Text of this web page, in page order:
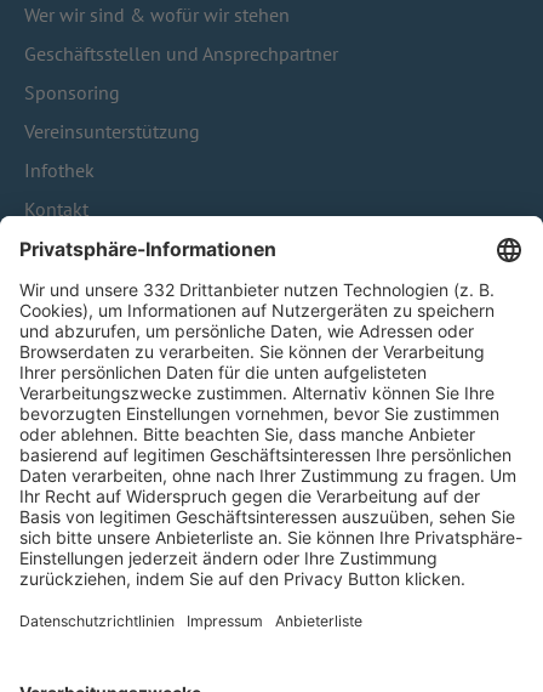
Wer wir sind & wofür wir stehen
Geschäftsstellen und Ansprechpartner
Sponsoring
Vereinsunterstützung
Infothek
Kontakt
HÄUFIG BESUCHTE SEITEN
Pässe und Vereinswechsel
Trainerausbildung
Schulungsangebot Vereinsmitarbeiter
BFV-Geschäftsstellen
Trainerbörse
Login SpielPlus
FOLGE DEM BFV